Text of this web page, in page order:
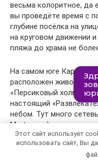
весьма колоритное, да
вы проведёте время с
глубине посёлка на
на круговом движении
пляжа до храма не
На самом юге Карона,
расположен
«Персиковый холм»
настоящий
небом. Тут много
Mart и т.д.),
вы путешествуете с
побывать в Дино
Карона,
Этот сайт использует
использовать сайт, Вы